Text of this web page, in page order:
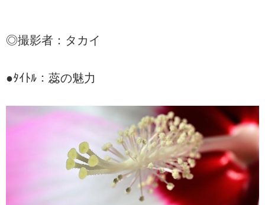
◎撮影者：タカイ
●ﾀｲﾄﾙ：蕊の魅力